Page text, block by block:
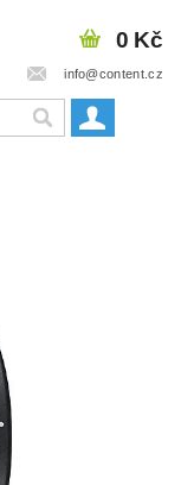
info@content.cz
0 Kč